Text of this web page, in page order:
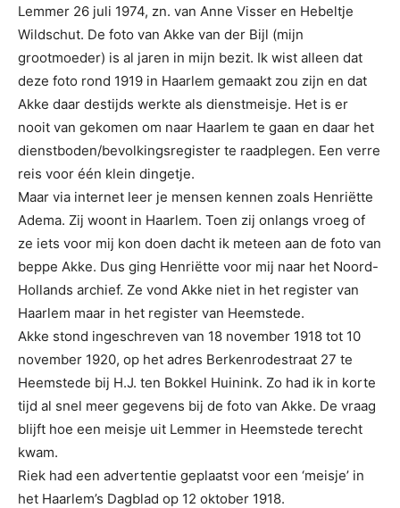
Lemmer 26 juli 1974, zn. van Anne Visser en Hebeltje
Wildschut. De foto van Akke van der Bijl (mijn
grootmoeder) is al jaren in mijn bezit. Ik wist alleen dat
deze foto rond 1919 in Haarlem gemaakt zou zijn en dat
Akke daar destijds werkte als dienstmeisje. Het is er
nooit van gekomen om naar Haarlem te gaan en daar het
dienstboden/bevolkingsregister te raadplegen. Een verre
reis voor één klein dingetje.
Maar via internet leer je mensen kennen zoals Henriëtte
Adema. Zij woont in Haarlem. Toen zij onlangs vroeg of
ze iets voor mij kon doen dacht ik meteen aan de foto van
beppe Akke. Dus ging Henriëtte voor mij naar het Noord-
Hollands archief. Ze vond Akke niet in het register van
Haarlem maar in het register van Heemstede.
Akke stond ingeschreven van 18 november 1918 tot 10
november 1920, op het adres Berkenrodestraat 27 te
Heemstede bij H.J. ten Bokkel Huinink. Zo had ik in korte
tijd al snel meer gegevens bij de foto van Akke. De vraag
blijft hoe een meisje uit Lemmer in Heemstede terecht
kwam.
Riek had een advertentie geplaatst voor een ‘meisje’ in
het Haarlem’s Dagblad op 12 oktober 1918.